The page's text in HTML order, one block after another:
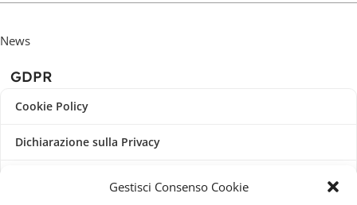
Gestisci Consenso Cookie
News
GDPR
Cookie Policy
Dichiarazione sulla Privacy